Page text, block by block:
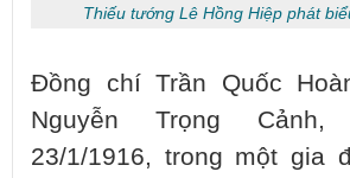
Thiếu tướng Lê Hồng Hiệp phát
Đồng chí Trần Quốc
Nguyễn Trọng
23/1/1916, trong một gia